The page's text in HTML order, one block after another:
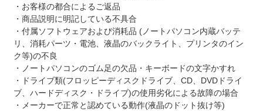
・お客様の都合によるご返品
・商品説明に明記している不具合
・付属ソフトウェアおよび消耗品 (ノートパソコン内蔵バッテ
リ、消耗パーツ・電池、液晶のバックライト、プリンタのイン
ク等)の不良
・ノートパソコンのゴム足の欠品・キーボードの文字かすれ
・ドライブ類(フロッピーディスクドライブ、CD、DVDドライ
ブ、ハードディスク・ドライブ)の使用劣化による故障の場合
・メーカーで正常と認めている動作(液晶のドット抜け等)